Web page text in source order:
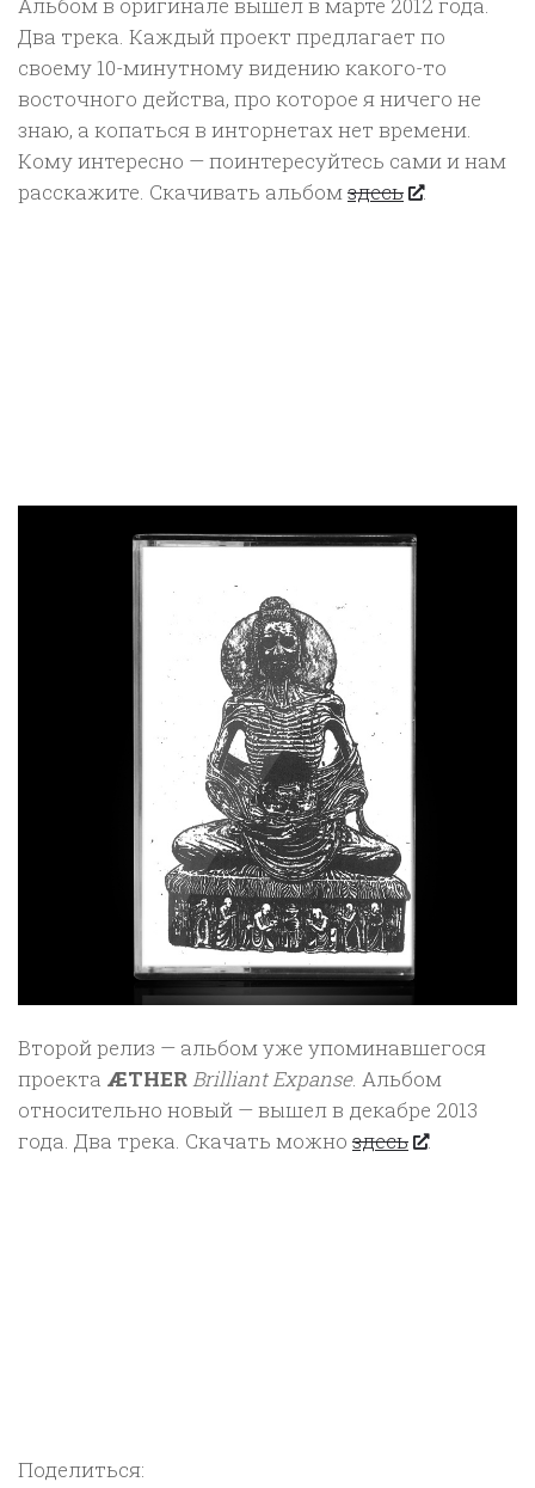
Альбом в оригинале вышел в марте 2012 года.
Два трека. Каждый проект предлагает по
своему 10-минутному видению какого-то
восточного действа, про которое я ничего не
знаю, а копаться в инторнетах нет времени.
Кому интересно — поинтересуйтесь сами и нам
расскажите. Скачивать альбомздесь .
Второй релиз — альбом уже упоминавшегося
проекта ÆTHERBrilliant Expanse. Альбом
относительно новый — вышел в декабре 2013
года. Два трека. Скачать можно здесь .
Поделиться: